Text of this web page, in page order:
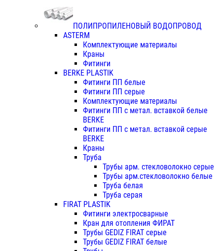
ПОЛИПРОПИЛЕНОВЫЙ ВОДОПРОВОД
ASTERM
Комплектующие материалы
Краны
Фитинги
BERKE PLASTIK
Фитинги ПП белые
Фитинги ПП серые
Комплектующие материалы
Фитинги ПП с метал. вставкой белые
BERKE
Фитинги ПП с метал. вставкой серые
BERKE
Краны
Труба
Трубы арм. стекловолокно серые
Трубы арм.стекловолокно белые
Труба белая
Труба серая
FIRAT PLASTIK
Фитинги электросварные
Кран для отопления ФИРАТ
Трубы GEDIZ FIRAT серые
Трубы GEDIZ FIRAT белые